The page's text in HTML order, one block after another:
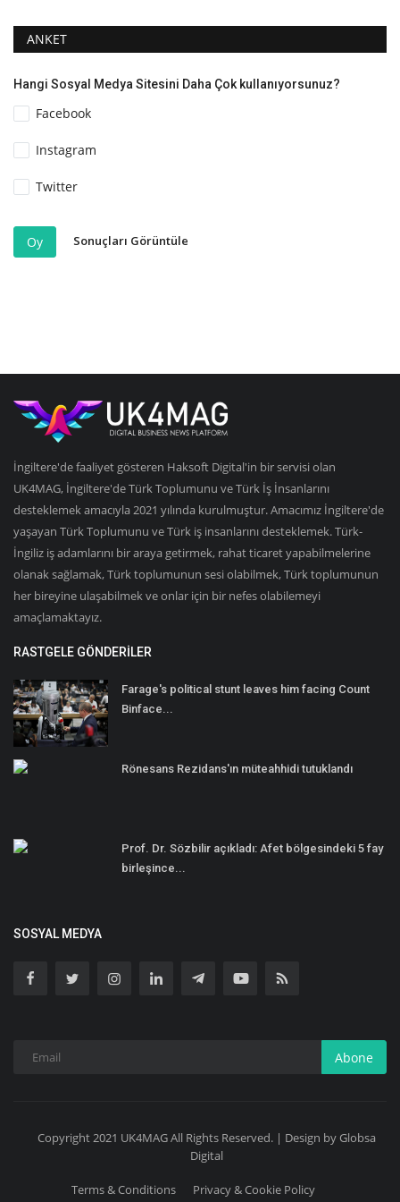
ANKET
Hangi Sosyal Medya Sitesini Daha Çok kullanıyorsunuz?
Facebook
Instagram
Twitter
Oy Sonuçları Görüntüle
İngiltere'de faaliyet gösteren Haksoft Digital'in bir servisi olan
UK4MAG, İngiltere'de Türk Toplumunu ve Türk İş İnsanlarını
desteklemek amacıyla 2021 yılında kurulmuştur. Amacımız İngiltere'de
yaşayan Türk Toplumunu ve Türk iş insanlarını desteklemek. Türk-
İngiliz iş adamlarını bir araya getirmek, rahat ticaret yapabilmelerine
olanak sağlamak, Türk toplumunun sesi olabilmek, Türk toplumunun
her bireyine ulaşabilmek ve onlar için bir nefes olabilemeyi
amaçlamaktayız.
RASTGELE GÖNDERILER
Farage's political stunt leaves him facing Count
Binface...
Rönesans Rezidans'ın müteahhidi tutuklandı
Prof. Dr. Sözbilir açıkladı: Afet bölgesindeki 5 fay
birleşince...
SOSYAL MEDYA
Abone
Copyright 2021 UK4MAG All Rights Reserved. | Design by Globsa
Digital
Terms & Conditions Privacy & Cookie Policy